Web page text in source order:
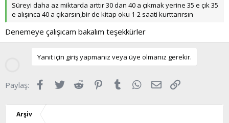
Süreyi daha az miktarda arttır 30 dan 40 a çıkmak yerine 35 e çık 35
e alışınca 40 a çıkarsın,bir de kitap oku 1-2 saati kurttarırsın
Denemeye çalışıcam bakalım teşekkürler
Yanıt için giriş yapmanız veya üye olmanız gerekir.
Paylaş: Facebook
Twitter Reddit Pinterest
Tumblr WhatsApp
E-posta
Arşiv